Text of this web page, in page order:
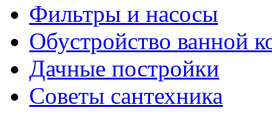
Фильтры и насосы
Обустройство ванной
Дачные постройки
Советы сантехника